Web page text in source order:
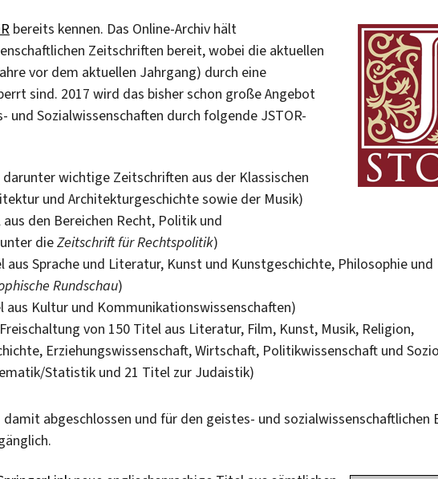
bereits kennen. Das Online-Archiv hält
Zeitschriften bereit, wobei die aktuellen
vor dem aktuellen Jahrgang) durch eine
sind. 2017 wird das bisher schon große Angebot
und Sozialwissenschaften durch folgende JSTOR-
darunter wichtige Zeitschriften aus der Klassischen
und Architekturgeschichte sowie der Musik)
den Bereichen Recht, Politik und
dieZeitschrift für Rechtspolitik)
aus Sprache und Literatur, Kunst und Kunstgeschichte, Philosophie und
Rundschau)
aus Kultur und Kommunikationswissenschaften)
von 150 Titel aus Literatur, Film, Kunst, Musik, Religion,
Erziehungswissenschaft, Wirtschaft, Politikwissenschaft und
Statistik und 21 Titel zur Judaistik)
damit abgeschlossen und für den geistes- und sozialwissenschaftlichen